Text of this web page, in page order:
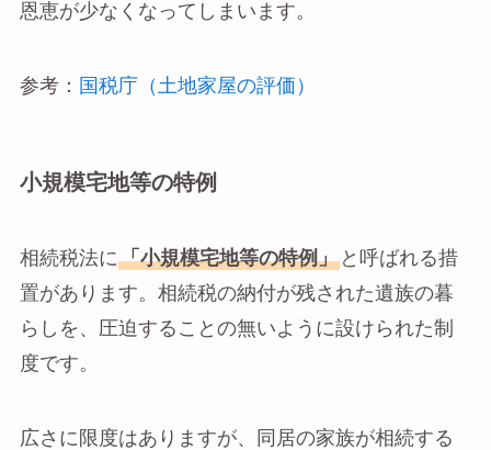
恩恵が少なくなってしまいます。
参考： 国税庁（土地家屋の評価）
小規模宅地等の特例
相続税法に 「小規模宅地等の特例」と呼ばれる措
置があります。相続税の納付が残された遺族の暮
らしを、圧迫することの無いように設けられた制
度です。
広さに限度はありますが、同居の家族が相続する